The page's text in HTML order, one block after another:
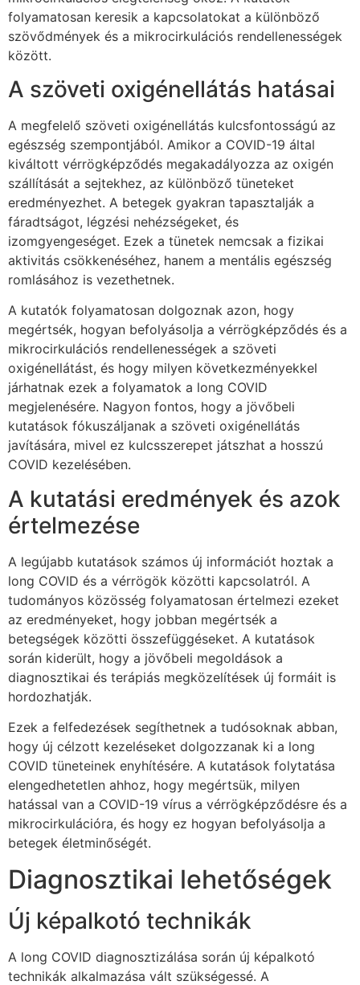
folyamatosan keresik a kapcsolatokat a különböző
szövődmények és a mikrocirkulációs rendellenességek
között.
A szöveti oxigénellátás hatásai
A megfelelő szöveti oxigénellátás kulcsfontosságú az
egészség szempontjából. Amikor a COVID-19 által
kiváltott vérrögképződés megakadályozza az oxigén
szállítását a sejtekhez, az különböző tüneteket
eredményezhet. A betegek gyakran tapasztalják a
fáradtságot, légzési nehézségeket, és
izomgyengeséget. Ezek a tünetek nemcsak a fizikai
aktivitás csökkenéséhez, hanem a mentális egészség
romlásához is vezethetnek.
A kutatók folyamatosan dolgoznak azon, hogy
megértsék, hogyan befolyásolja a vérrögképződés és a
mikrocirkulációs rendellenességek a szöveti
oxigénellátást, és hogy milyen következményekkel
járhatnak ezek a folyamatok a long COVID
megjelenésére. Nagyon fontos, hogy a jövőbeli
kutatások fókuszáljanak a szöveti oxigénellátás
javítására, mivel ez kulcsszerepet játszhat a hosszú
COVID kezelésében.
A kutatási eredmények és azok
értelmezése
A legújabb kutatások számos új információt hoztak a
long COVID és a vérrögök közötti kapcsolatról. A
tudományos közösség folyamatosan értelmezi ezeket
az eredményeket, hogy jobban megértsék a
betegségek közötti összefüggéseket. A kutatások
során kiderült, hogy a jövőbeli megoldások a
diagnosztikai és terápiás megközelítések új formáit is
hordozhatják.
Ezek a felfedezések segíthetnek a tudósoknak abban,
hogy új célzott kezeléseket dolgozzanak ki a long
COVID tüneteinek enyhítésére. A kutatások folytatása
elengedhetetlen ahhoz, hogy megértsük, milyen
hatással van a COVID-19 vírus a vérrögképződésre és a
mikrocirkulációra, és hogy ez hogyan befolyásolja a
betegek életminőségét.
Diagnosztikai lehetőségek
Új képalkotó technikák
A long COVID diagnosztizálása során új képalkotó
technikák alkalmazása vált szükségessé. A